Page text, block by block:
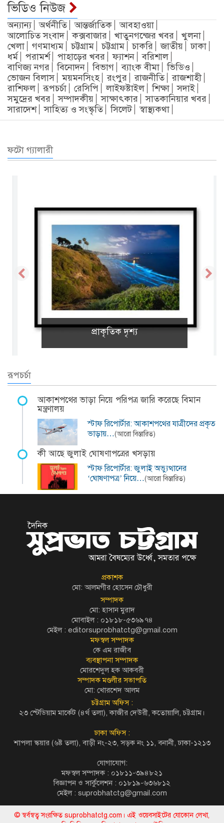
ভিডিও নিউজ
অন্যান্য অর্থনীতি আন্তর্জাতিক
আবহাওয়া
আলোচিত সংবাদ
কক্সবাজার খাতুনগন্জের খবর
খুলনা
খেলা
গণমাধ্যম চট্টগ্রাম চট্টগ্রাম চাকরি জাতীয়
ঢাকা
ধর্ম
পরামর্শ পাহাড়ের খবর ফ্যাশন
বরিশাল
বাণিজ্য নগর
বিনোদন বিভাগ ব্যাংক বীমা
ভিডিও
ভোজন বিলাস
ময়মনসিংহ রংপুর রাজনীতি
রাজশাহী
রাশিফল
রূপচর্চা রেসিপি লাইফষ্টাইল শিক্ষা
সদাই
সমুদ্রের খবর
সম্পাদকীয় সাক্ষাৎকার
সাতকানিয়ার খবর
সারাদেশ
সাহিত্য ও সংস্কৃতি সিলেট স্বাস্থ্যকথা
ফটো গ্যালারী
মন দূয়ারী..
রূপচর্চা
আকাশপথের ভাড়া নিয়ে পরিপত্র জারি করেছে বিমান
মন্ত্রণালয়
স্টাফ রিপোর্টার: আকাশপথের যাত্রীদের প্রকৃত
ভাড়ায়…(আরো বিস্তারিত)
কী আছে জুলাই ঘোষণাপত্রের খসড়ায়
স্টাফ রিপোর্টার: জুলাই অভ্যুত্থানের
‘ঘোষণাপত্র’ নিয়ে…(আরো বিস্তারিত)
প্রকাশক
মো: আলমগীর হোসেন চৌধুরী
সম্পাদক
মো: হাসান মুরাদ
মোবাইল : ০১৮১৮-৫৩৬৯৭৪
মেইল : editorsuprobhatctg@gmail.com
মফস্বল সম্পাদক
কে এম রাজীব
ব্যবস্থাপনা সম্পাদক
মোরশেদুল হক আকবরী
সম্পাদক মণ্ডলীর সভাপতি
মো: খোরশেদ আলম
চট্টগ্রাম অফিস :
২৩ স্টেডিয়াম মার্কেট (৪র্থ তলা), কাজীর দেউরী, কতোয়ালি, চট্টগ্রাম।
ঢাকা অফিস :
শাপলা স্কয়ার (৬ষ্ট তলা), বাড়ী নং-২৩, সড়ক নং ১১, বনানী, ঢাকা-১২১৩
যোগাযোগ:
মফস্বল সম্পাদক : ০১৮১১-৩৯৪৮২১
বিজ্ঞাপন ও সার্কুলেশন : ০১৮১৯-৬৩৬৮১২
মেইল : suprobhatctg@gmail.com
© স্বর্বস্বত্ব সংরক্ষিত suprobhatctg.com। এই ওয়েবসাইটের যোকোন লেখা,